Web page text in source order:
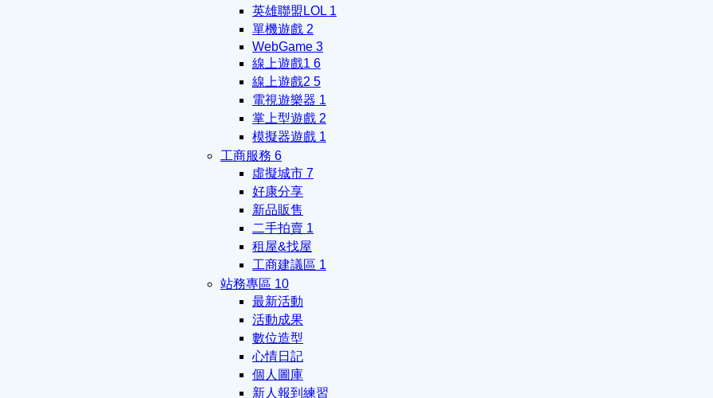
英雄聯盟LOL 1
單機遊戲 2
WebGame 3
線上遊戲1 6
線上遊戲2 5
電視遊樂器 1
掌上型遊戲 2
模擬器遊戲 1
工商服務 6
虛擬城市 7
好康分享
新品販售
二手拍賣 1
租屋&找屋
工商建議區 1
站務專區 10
最新活動
活動成果
數位造型
心情日記
個人圖庫
新人報到練習